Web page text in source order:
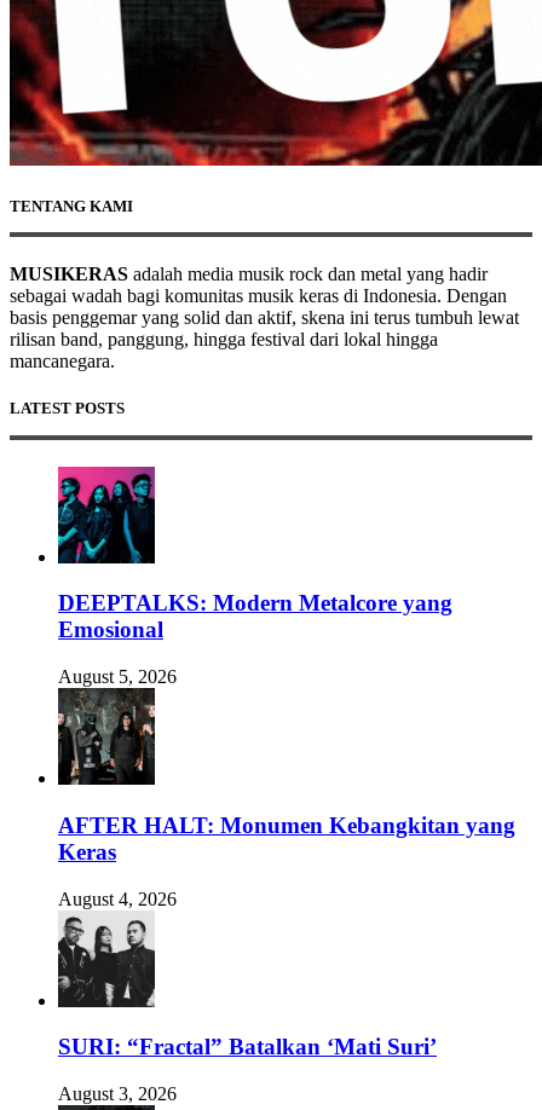
TENTANG KAMI
MUSIKERAS adalah media musik rock dan metal yang hadir
sebagai wadah bagi komunitas musik keras di Indonesia. Dengan
basis penggemar yang solid dan aktif, skena ini terus tumbuh lewat
rilisan band, panggung, hingga festival dari lokal hingga
mancanegara.
LATEST POSTS
DEEPTALKS: Modern Metalcore yang
Emosional
August 5, 2026
AFTER HALT: Monumen Kebangkitan yang
Keras
August 4, 2026
SURI: “Fractal” Batalkan ‘Mati Suri’
August 3, 2026